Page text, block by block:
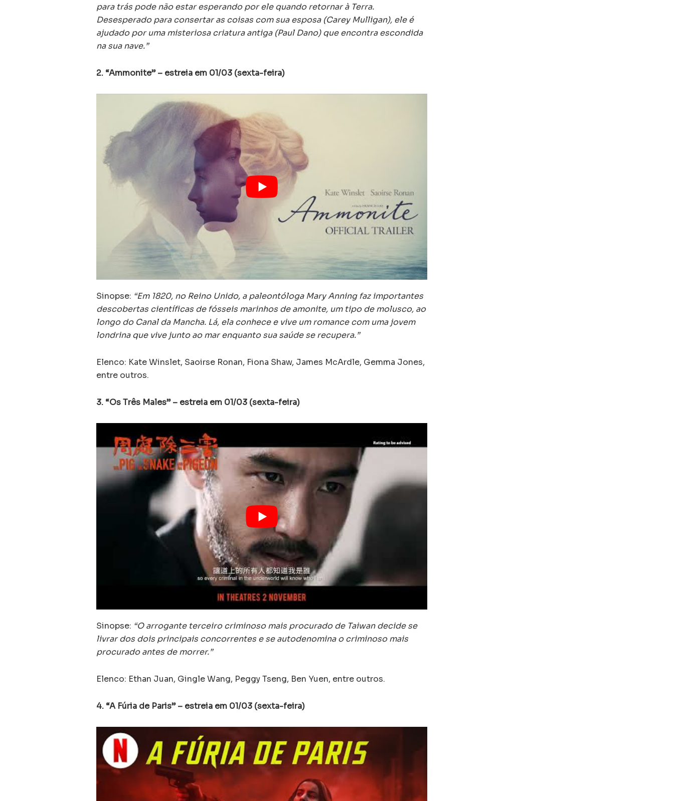
para trás pode não estar esperando por ele quando retornar à Terra.
Desesperado para consertar as coisas com sua esposa (Carey Mulligan), ele é
ajudado por uma misteriosa criatura antiga (Paul Dano) que encontra escondida
na sua nave.”
2. “Ammonite” – estreia em 01/03 (sexta-feira)
Sinopse: “Em 1820, no Reino Unido, a paleontóloga Mary Anning faz importantes
descobertas científicas de fósseis marinhos de amonite, um tipo de molusco, ao
longo do Canal da Mancha. Lá, ela conhece e vive um romance com uma jovem
londrina que vive junto ao mar enquanto sua saúde se recupera.”
Elenco: Kate Winslet, Saoirse Ronan, Fiona Shaw, James McArdle, Gemma Jones,
entre outros.
3. “Os Três Males” – estreia em 01/03 (sexta-feira)
Sinopse: “O arrogante terceiro criminoso mais procurado de Taiwan decide se
livrar dos dois principais concorrentes e se autodenomina o criminoso mais
procurado antes de morrer.”
Elenco: Ethan Juan, Gingle Wang, Peggy Tseng, Ben Yuen, entre outros.
4. “A Fúria de Paris” – estreia em 01/03 (sexta-feira)